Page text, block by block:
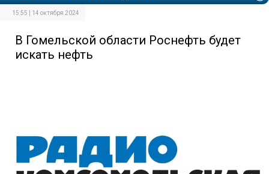
15:55 | 14 октября 2024
В Гомельской области Роснефть будет
искать нефть